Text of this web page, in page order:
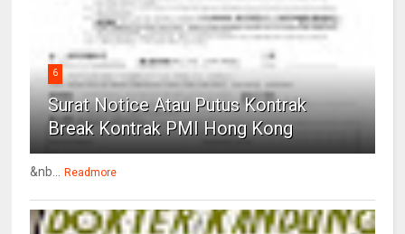
6
Surat Notice Atau Putus Kontrak
Break Kontrak PMI Hong Kong
&nb... Readmore